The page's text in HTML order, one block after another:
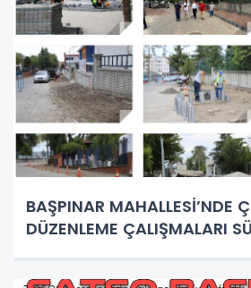
BAŞPINAR MAHALLESİ’NDE
DÜZENLEME ÇALIŞMALARI